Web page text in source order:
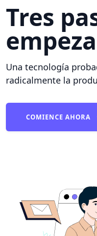
Tres
Una tecnología
radicalmente la
COMIENCE AHORA